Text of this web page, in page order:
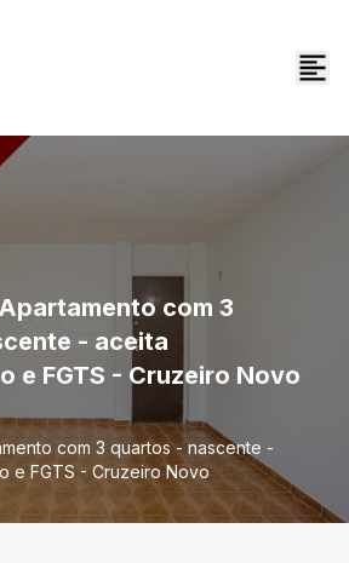
com 3
- aceita
e FGTS - Cruzeiro Novo
com 3 quartos - nascente -
e FGTS - Cruzeiro Novo